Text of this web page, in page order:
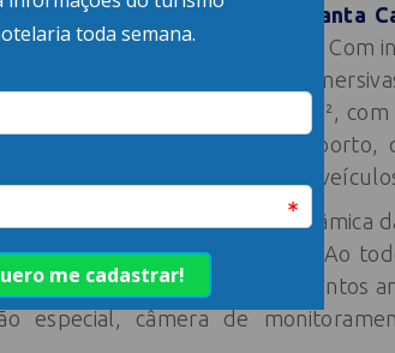
valorizado do Litoral de Santa
a roda-gigante It Wheel. Com
diversão e experiências
em um terreno de 800 m²,
diretamente o Pier Oporto,
um estacionamento para 300
uma vista panorâmica
de 18 minutos de duração. Ao
cada), equipadas com assentos
especial, câmera de